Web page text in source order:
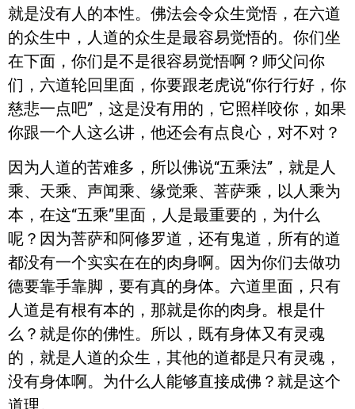
就是没有人的本性。佛法会令众生觉悟，在六道
的众生中，人道的众生是最容易觉悟的。你们坐
在下面，你们是不是很容易觉悟啊？师父问你
们，六道轮回里面，你要跟老虎说“你行行好，你
慈悲一点吧”，这是没有用的，它照样咬你，如果
你跟一个人这么讲，他还会有点良心，对不对？
因为人道的苦难多，所以佛说“五乘法”，就是人
乘、天乘、声闻乘、缘觉乘、菩萨乘，以人乘为
本，在这“五乘”里面，人是最重要的，为什么
呢？因为菩萨和阿修罗道，还有鬼道，所有的道
都没有一个实实在在的肉身啊。因为你们去做功
德要靠手靠脚，要有真的身体。六道里面，只有
人道是有根有本的，那就是你的肉身。根是什
么？就是你的佛性。所以，既有身体又有灵魂
的，就是人道的众生，其他的道都是只有灵魂，
没有身体啊。为什么人能够直接成佛？就是这个
道理。